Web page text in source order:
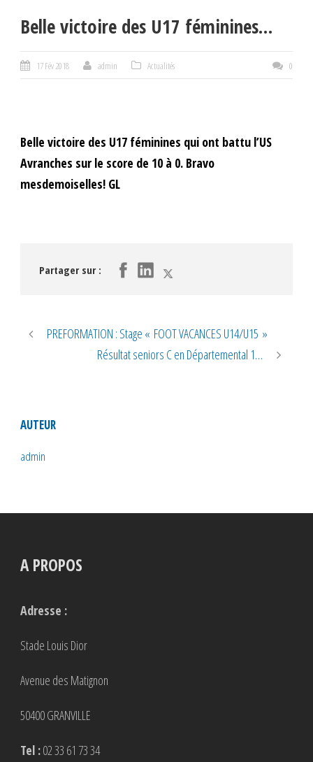
Belle victoire des U17 féminines…
17 Fév 2018 admin Actualités 0
Belle victoire des U17 féminines qui ont battu l’US
Avranches sur le score de 10 à 0. Bravo
mesdemoiselles! GL
Partager sur :
PREFORMATION : Stage « FOOT VACANCES U14/U15 »
Résultat seniors C en Départemental 1…
AUTEUR
admin
A PROPOS
Adresse :
Stade Louis Dior
Avenue des Matignon
50400 GRANVILLE
Tel :02 33 61 73 34